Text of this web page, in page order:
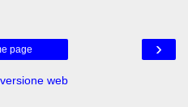
›
page
web